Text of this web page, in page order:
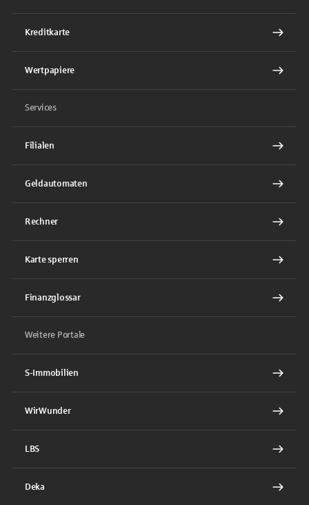
Kreditkarte
Wertpapiere
Services
Filialen
Geldautomaten
Rechner
Karte sperren
Finanzglossar
Weitere Portale
S-Immobilien
WirWunder
LBS
Deka